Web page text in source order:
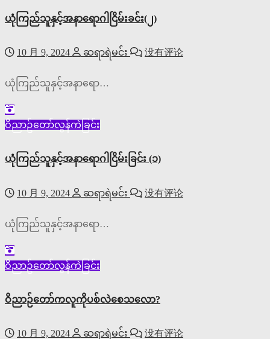
ယုံကြည်သူနှင့်အနာရောဂါငြိမ်းခင်း(၂)
10 月 9, 2024 ဆရာရဲမင်း 没有评论
ယုံကြည်သူနှင့်အနာရော…
ဝိညာဥ်တော်လွန်ကဲခြင်း
ယုံကြည်သူနှင့်အနာရောဂါငြိမ်းခြင်း (၁)
10 月 9, 2024 ဆရာရဲမင်း 没有评论
ယုံကြည်သူနှင့်အနာရော…
ဝိညာဥ်တော်လွန်ကဲခြင်း
ဝိညာဉ်တော်ကလူကိုပစ်လဲစေသလော?
10 月 9, 2024 ဆရာရဲမင်း 没有评论